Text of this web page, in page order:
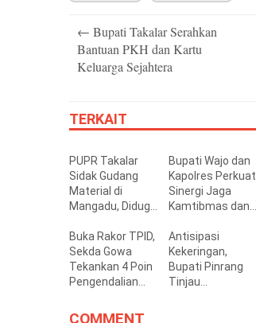
navigation
← Bupati Takalar Serahkan
Bantuan PKH dan Kartu
Keluarga Sejahtera
TERKAIT
PUPR Takalar
Sidak Gudang
Material di
Mangadu, Diduga
Bupati Wajo dan
Kapolres Perkuat
Sinergi Jaga
Kamtibmas dan
Pembangunan
Buka Rakor TPID,
Sekda Gowa
Tekankan 4 Poin
Pengendalian
Antisipasi
Kekeringan,
Bupati Pinrang
Tinjau
COMMENT